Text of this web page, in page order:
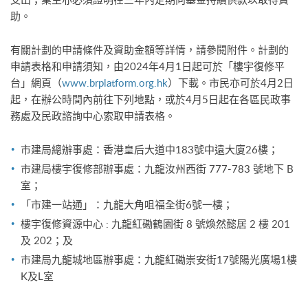
助。
有關計劃的申請條件及資助金額等詳情，請參閱附件。計劃的
申請表格和申請須知，由2024年4月1日起可於「樓宇復修平
台」網頁（www.brplatform.org.hk）下載。市民亦可於4月2日
起，在辦公時間內前往下列地點，或於4月5日起在各區民政事
務處及民政諮詢中心索取申請表格。
市建局總辦事處：香港皇后大道中183號中遠大廈26樓；
市建局樓宇復修部辦事處：九龍汝州西街 777-783 號地下 B
室；
「市建一站通」：九龍大角咀福全街6號一樓；
樓宇復修資源中心 : 九龍紅磡鶴園街 8 號煥然懿居 2 樓 201
及 202；及
市建局九龍城地區辦事處：九龍紅磡崇安街17號陽光廣場1樓
K及L室